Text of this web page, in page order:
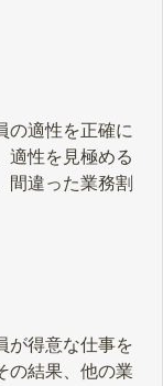
の適性を正確に
適性を見極める
間違った業務割
が得意な仕事を
の結果、他の業